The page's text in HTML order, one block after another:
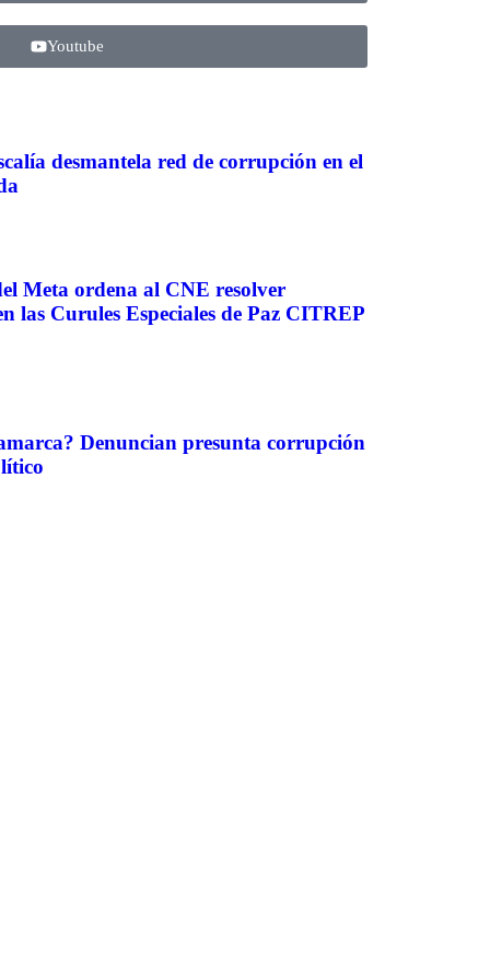
Youtube
desmantela red de corrupción en el
Meta ordena al CNE resolver
las Curules Especiales de Paz CITREP
Denuncian presunta corrupción